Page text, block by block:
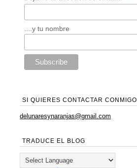
....y tu nombre
SI QUIERES CONTACTAR CONMIGO
delunaresynaranjas@gmail.com
TRADUCE EL BLOG